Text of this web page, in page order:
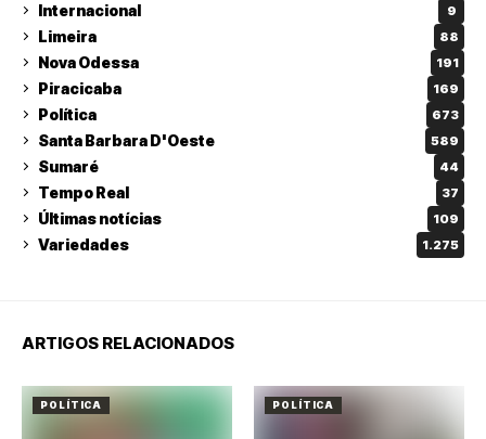
Internacional 9
Limeira 88
Nova Odessa 191
Piracicaba 169
Política 673
Santa Barbara D'Oeste 589
Sumaré 44
Tempo Real 37
Últimas notícias 109
Variedades 1.275
ARTIGOS RELACIONADOS
POLÍTICA POLÍTICA